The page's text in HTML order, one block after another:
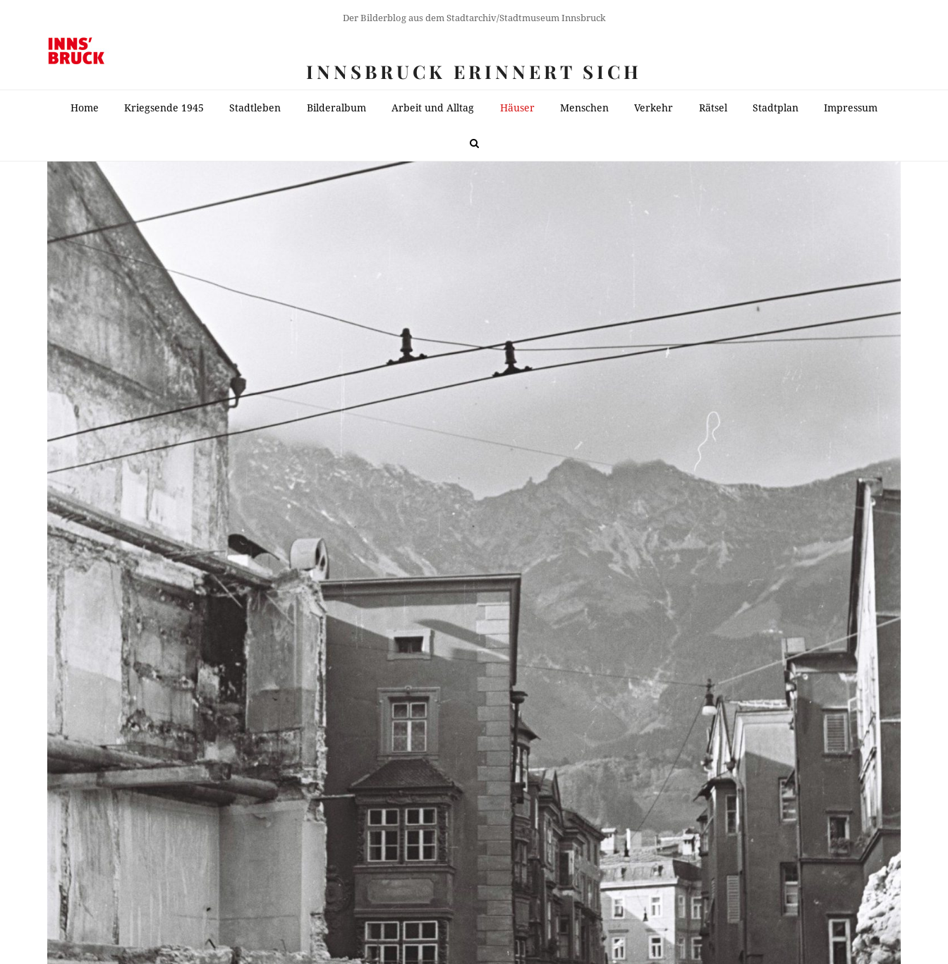
Der Bilderblog aus dem Stadtarchiv/Stadtmuseum Innsbruck
INNSBRUCK ERINNERT SICH
Home Kriegsende 1945 Stadtleben Bilderalbum Arbeit und Alltag Häuser Menschen Verkehr Rätsel Stadtplan Impressum